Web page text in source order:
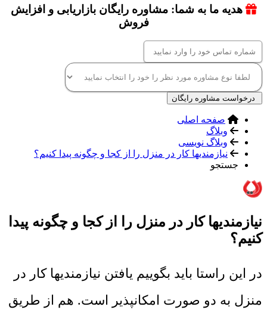
هدیه ما به شما: مشاوره رایگان بازاریابی و افزایش
فروش
درخواست مشاوره رایگان
صفحه اصلی
وبلاگ
وبلاگ نویسی
نیازمندیها کار در منزل را از کجا و چگونه پیدا کنیم؟
جستجو
نیازمندیها کار در منزل را از کجا و چگونه پیدا
کنیم؟
در این راستا باید بگوییم یافتن نیازمندیها کار در
منزل به دو صورت امکانپذیر است. هم از طریق